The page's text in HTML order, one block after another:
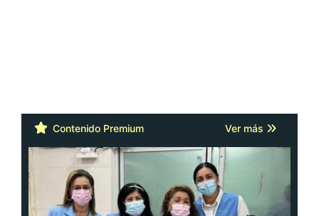
Contenido Premium Ver más